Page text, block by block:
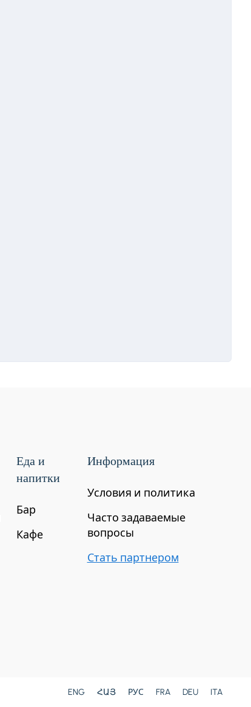
Еда и
напитки
Бар
Кафе
Информация
Условия и политика
Часто задаваемые
вопросы
Стать партнером
ENG ՀԱՅ РУС FRA DEU ITA